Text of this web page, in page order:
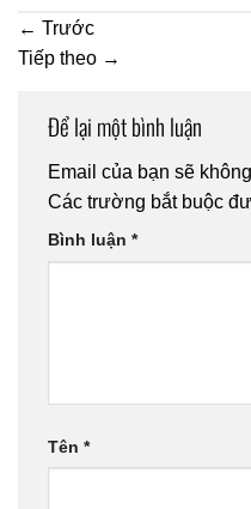
← Trước
Tiếp theo →
Để lại một bình luận
Email của bạn sẽ
Các trường bắt buộc
Bình luận *
Tên *